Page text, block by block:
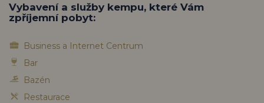
Vybavení a služby kempu, které Vám
zpříjemní pobyt:
Business a Internet Centrum
Bar
Bazén
Restaurace